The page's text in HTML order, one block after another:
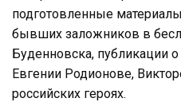
подготовленные
бывших заложников в
Буденновска, публикации
Евгении Родионове,
российских героях.